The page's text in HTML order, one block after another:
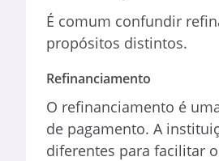
É comum confundir
propósitos distintos.
Refinanciamento
O refinanciamento é
de pagamento. A
diferentes para facilitar